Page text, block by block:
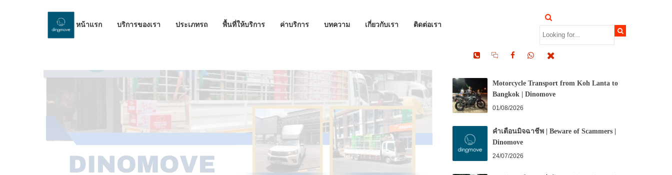
หน้าแรก บริการของเรา ประเภทรถ พื้นที่ให้บริการ ค่าบริการ บทความ เกี่ยวกับเรา ติดต่อเรา
RECENT POSTS
Motorcycle Transport from Koh Lanta to
Bangkok | Dinomove
01/08/2026
คำเตือนมิจฉาชีพ | Beware of Scammers |
Dinomove
24/07/2026